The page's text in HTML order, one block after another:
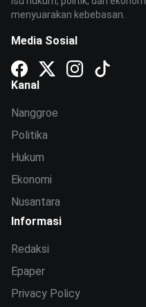
menyuarakan kebebasan.
Media Sosial
Kanal
Nanggroe
Politika
Hukum
Ekonomi
Nusantara
Informasi
Redaksi
Epaper
Privacy Policy